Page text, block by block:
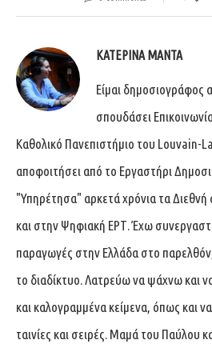
ΚΑΤΕΡΊΝΑ ΜΑΝΤΆ
Είμαι δημοσιογράφος
σπουδάσει
Καθολικό Πανεπιστήμιο του Louvain-
αποφοιτήσει από το Εργαστήρι
"Υπηρέτησα" αρκετά χρόνια τα
και στην Ψηφιακή ΕΡΤ. Έχω
παραγωγές στην Ελλάδα στο
το διαδίκτυο. Λατρεύω να ψάχνω και
και καλογραμμένα κείμενα, όπως και
ταινίες και σειρές. Μαμά του Παύλου